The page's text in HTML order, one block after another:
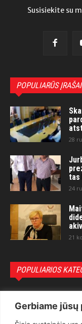
Gerbiame jūsų
Susisiekite su
POPULIARŪS ĮRAŠAI
28
tas
24
21
POPULIARIOS